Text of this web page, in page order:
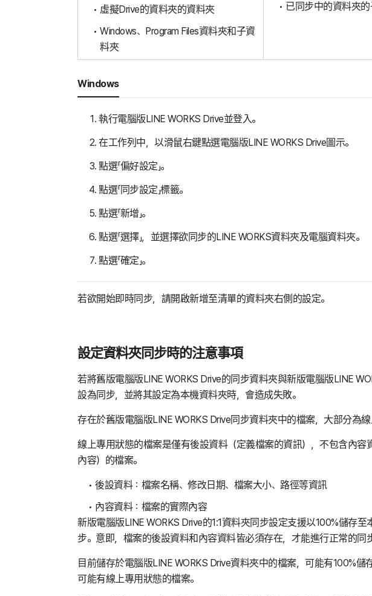
虛擬Drive的資料夾的資料夾
Windows、Program Files資料夾和子資
料夾
已同步中的資料夾
Windows
執行電腦版LINE WORKS Drive並登入。
在工作列中，以滑鼠右鍵點選電腦版LINE WORKS Drive圖示。
點選「偏好設定」。
點選「同步設定」標籤。
點選「新增」。
點選「選擇」，並選擇欲同步的LINE WORKS資料夾及電腦資料夾。
點選「確定」。
若欲開始即時同步，請開啟新增至清單的資料夾右側的設定。
設定資料夾同步時的注意事項
若將舊版電腦版LINE WORKS Drive的同步資料夾與新版電腦版LINE
設為同步，並將其設定為本機資料夾時，會造成失敗。
存在於舊版電腦版LINE WORKS Drive同步資料夾中的檔案，大部分為線
線上專用狀態的檔案是僅有後設資料（定義檔案的資訊），不包含內容
內容）的檔案。
後設資料：檔案名稱、修改日期、檔案大小、路徑等資訊
內容資料：檔案的實際內容
新版電腦版LINE WORKS Drive的1:1資料夾同步設定支援以100%儲存至
步。意即，檔案的後設資料和內容資料皆必須存在，才能進行正常的同
目前儲存於電腦版LINE WORKS Drive資料夾中的檔案，可能有100%儲
可能有線上專用狀態的檔案。